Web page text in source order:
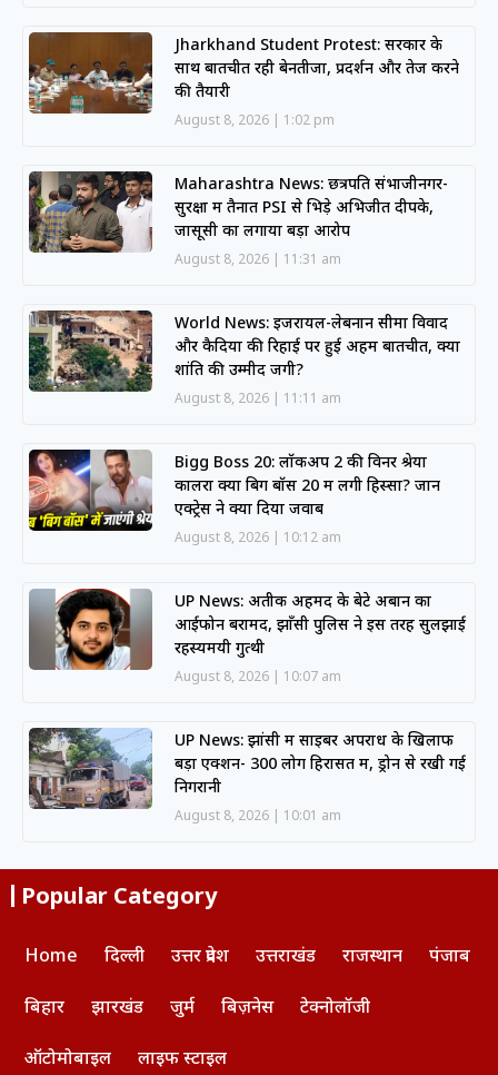
Jharkhand Student Protest: सरकार के
साथ बातचीत रही बेनतीजा, प्रदर्शन और तेज करने
की तैयारी
August 8, 2026 1:02 pm
Maharashtra News: छत्रपति संभाजीनगर-
सुरक्षा में तैनात PSI से भिड़े अभिजीत दीपके,
जासूसी का लगाया बड़ा आरोप
August 8, 2026 11:31 am
World News: इजरायल-लेबनान सीमा विवाद
और कैदियों की रिहाई पर हुई अहम बातचीत, क्या
शांति की उम्मीद जगी?
August 8, 2026 11:11 am
Bigg Boss 20: लॉकअप 2 की विनर श्रेया
कालरा क्या बिग बॉस 20 में लेंगी हिस्सा? जानें
एक्ट्रेस ने क्या दिया जवाब
August 8, 2026 10:12 am
UP News: अतीक अहमद के बेटे अबान का
आईफोन बरामद, झाँसी पुलिस ने इस तरह सुलझाई
रहस्यमयी गुत्थी
August 8, 2026 10:07 am
UP News: झांसी में साइबर अपराध के खिलाफ
बड़ा एक्शन- 300 लोग हिरासत में, ड्रोन से रखी गई
निगरानी
August 8, 2026 10:01 am
Popular Category
Home दिल्ली उत्तर प्रदेश उत्तराखंड राजस्थान पंजाब
बिहार झारखंड जुर्म बिज़नेस टेक्नोलॉजी
ऑटोमोबाइल लाइफ स्टाइल